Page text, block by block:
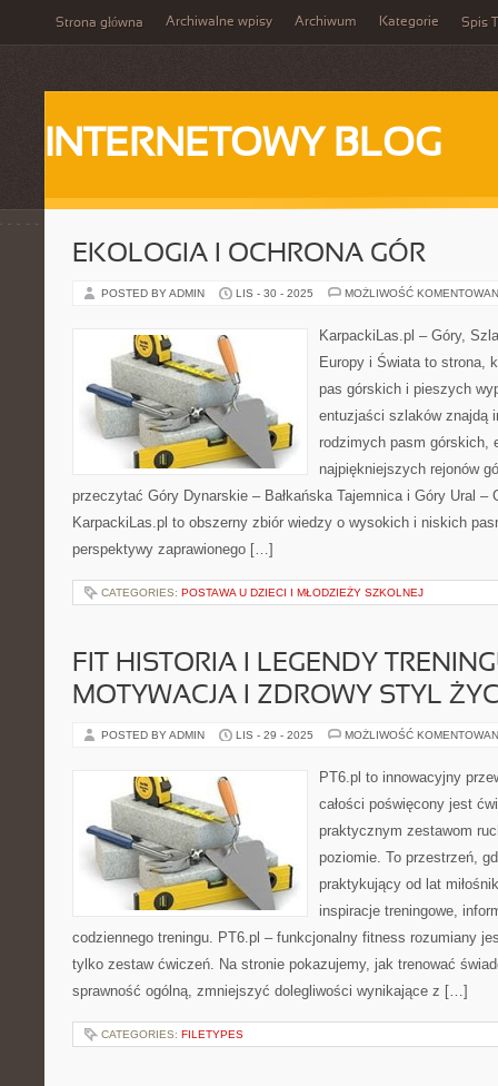
Strona główna Archiwalne wpisy Archiwum Kategorie Spis
INTERNETOWY BLOG
EKOLOGIA I OCHRONA GÓR
POSTED BY ADMIN LIS - 30 - 2025 MOŻLIWOŚĆ
KarpackiLas.pl – Góry,
Europy i Świata to strona,
pas górskich i pieszych
entuzjaści szlaków znajdą
rodzimych pasm górskich,
najpiękniejszych rejonów
przeczytać Góry Dynarskie – Bałkańska Tajemnica i Góry Ural –
KarpackiLas.pl to obszerny zbiór wiedzy o wysokich i niskich
perspektywy zaprawionego […]
CATEGORIES: POSTAWA U DZIECI I MŁODZIEŻY SZKOLNEJ
FIT HISTORIA I LEGENDY
MOTYWACJA I ZDROWY STYL
POSTED BY ADMIN LIS - 29 - 2025 MOŻLIWOŚĆ
PT6.pl to innowacyjny
całości poświęcony jest
praktycznym zestawom
poziomie. To przestrzeń,
praktykujący od lat
inspiracje treningowe,
codziennego treningu. PT6.pl – funkcjonalny fitness rozumiany
tylko zestaw ćwiczeń. Na stronie pokazujemy, jak trenować
sprawność ogólną, zmniejszyć dolegliwości wynikające z […]
CATEGORIES: FILETYPES